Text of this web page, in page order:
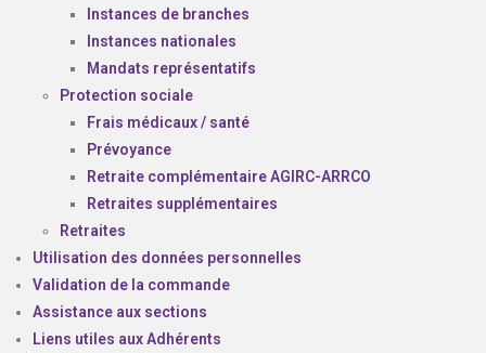
Instances de branches
Instances nationales
Mandats représentatifs
Protection sociale
Frais médicaux / santé
Prévoyance
Retraite complémentaire AGIRC-ARRCO
Retraites supplémentaires
Retraites
Utilisation des données personnelles
Validation de la commande
Assistance aux sections
Liens utiles aux Adhérents